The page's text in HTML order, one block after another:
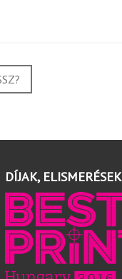
DÍJAK, ELISMERÉSEK